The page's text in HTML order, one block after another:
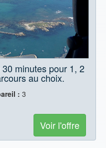
minutes pour 1, 2
au choix.
: 3
Voir l'offre